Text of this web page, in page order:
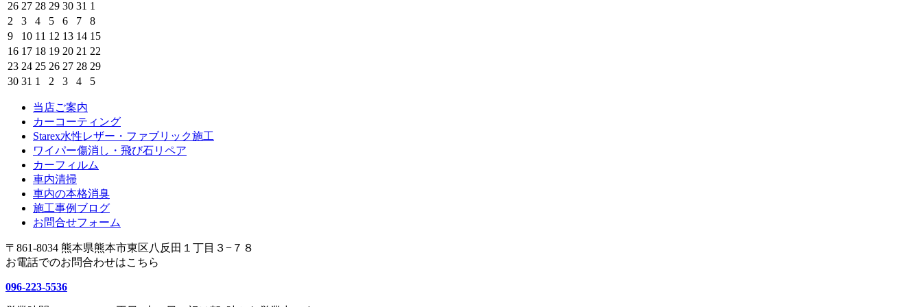
曜
日
曜
日
曜
日
曜
日
曜
日
曜
日
262026
年
7
月
26
日
272026
年
7
月
27
日
282026
年
7
月
28
日
292026
年
7
月
29
日
302026
年
7
月
30
日
31 2026
年
7
月
31
日
1
8
月
1
日
2 2026
年
8
月
2
日
32026
年
8
月
3
日
42026
年
8
月
4
日
52026
年
8
月
5
日
62026
年
8
月
6
日
72026
年
8
月
7
日
82026
年
8
月
8
日
92026
年
8
月
9
102026
年
8
月
10
日
11 2026
年
8
月
11
日
12 2026
年
8
月
12
日
132026
年
8
月
13
日
142026
年
8
月
14
日
152026
8
162026
年
8
16
172026
年
8
17
日
182026
年
8
18
192026
年
8
19
日
202026
年
20
日
21 2026
年
8
21
日
22
年
日
232026
年
月
23
242026
年
月
24
日
252026
年
月
25
日
262026
年
月
26
日
272026
年
月
27
日
282026
年
月
28
日
292026
29
日
302026
8
月
30
日
31 2026
8
月
31
日
1
2026
9
月
1
日
2 2026
9
月
2
日
32026
9
月
3
日
42026
9
月
4
日
52026
月
5
日
当店ご案内
カーコーティング
Starex水性レザー・ファブリック施工
ワイパー傷消し・飛び石リペア
カーフィルム
車内清掃
車内の本格消臭
施工事例ブログ
お問合せフォーム
〒861-8034 熊本県熊本市東区八反田１丁目３−７８
お電話でのお問合わせはこちら
096-223-5536